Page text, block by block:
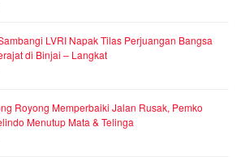
LVRI Napak Tilas Perjuangan Bangsa
di Binjai – Langkat
Royong Memperbaiki Jalan Rusak, Pemko
Menutup Mata & Telinga